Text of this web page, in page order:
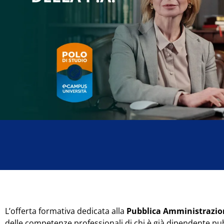
L’offerta formativa dedicata alla Pubblica